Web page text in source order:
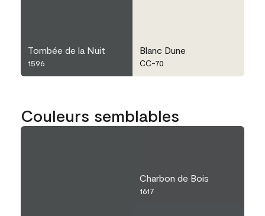
Tombée de la Nuit
1596
Blanc Dune
CC-70
Couleurs semblables
Charbon de Bois
1617